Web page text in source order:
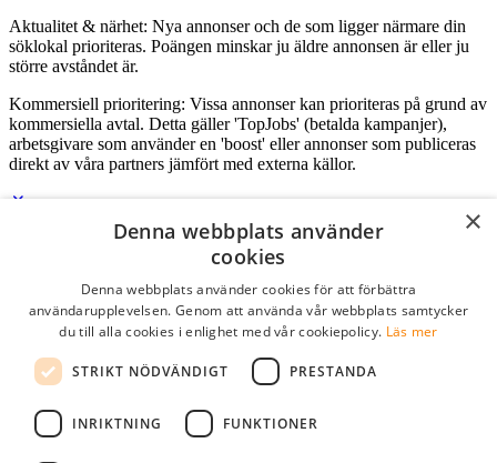
Aktualitet & närhet: Nya annonser och de som ligger närmare din
söklokal prioriteras. Poängen minskar ju äldre annonsen är eller ju
större avståndet är.
Kommersiell prioritering: Vissa annonser kan prioriteras på grund av
kommersiella avtal. Detta gäller 'TopJobs' (betalda kampanjer),
arbetsgivare som använder en 'boost' eller annonser som publiceras
direkt av våra partners jämfört med externa källor.
Logga in som företag
Lösenord
kom ihåg mig
logga in
×
Denna webbplats använder
cookies
Denna webbplats använder cookies för att förbättra
användarupplevelsen. Genom att använda vår webbplats samtycker
du till alla cookies i enlighet med vår cookiepolicy. Läs mer
STRIKT NÖDVÄNDIGT PRESTANDA
INRIKTNING FUNKTIONER